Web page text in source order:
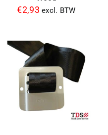
€2,93 excl. BTW